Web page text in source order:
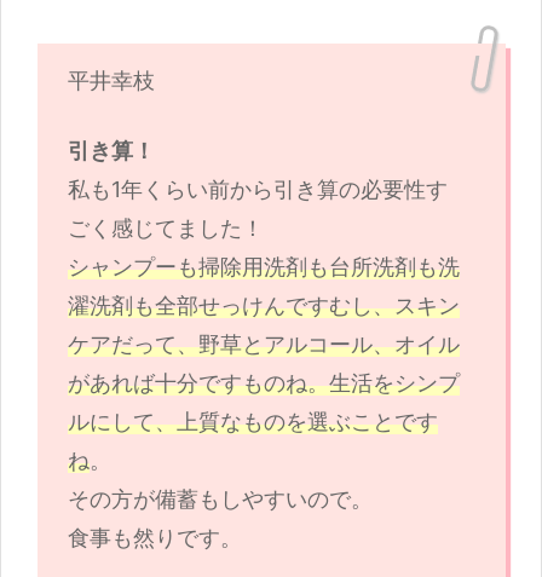
平井幸枝
引き算！
私も1年くらい前から引き算の必要性す
ごく感じてました！
シャンプーも掃除用洗剤も台所洗剤も洗
濯洗剤も全部せっけんですむし、スキン
ケアだって、野草とアルコール、オイル
があれば十分ですものね。生活をシンプ
ルにして、上質なものを選ぶことです
ね。
その方が備蓄もしやすいので。
食事も然りです。